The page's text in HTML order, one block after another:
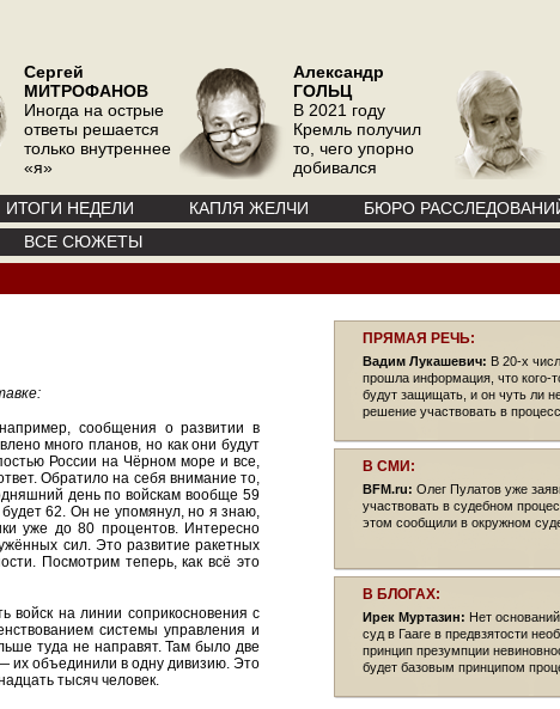
Сергей
МИТРОФАНОВ
Иногда на острые
ответы решается
только внутреннее
«я»
Александр
ГОЛЬЦ
В 2021 году
Кремль получил
то, чего упорно
добивался
ИТОГИ НЕДЕЛИ КАПЛЯ ЖЕЛЧИ
БЮРО
ВСЕ СЮЖЕТЫ
сообщения о развитии в
много планов, но как они будут
России на Чёрном море и все,
Обратило на себя внимание то,
день по войскам вообще 59
62. Он не упомянул, но я знаю,
уже до 80 процентов. Интересно
сил. Это развитие ракетных
Посмотрим теперь, как всё это
войск на линии соприкосновения с
системы управления и
туда не направят. Там было две
их объединили в одну дивизию. Это
тысяч человек.
ПРЯМАЯ РЕЧЬ:
Вадим Лукашевич: В 20-х
прошла информация, что кого-
будут защищать, и он чуть ли
решение участвовать в
В СМИ:
BFM.ru: Олег Пулатов уже
участвовать в судебном
этом сообщили в окружном суде
В БЛОГАХ:
Ирек Муртазин: Нет
суд в Гааге в предвзятости
принцип презумпции
будет базовым принципом